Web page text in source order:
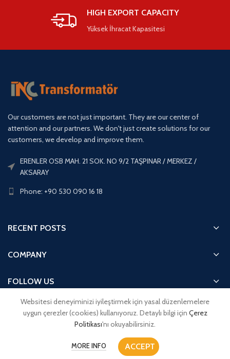
HIGH EXPORT CAPACITY
Yüksek İhracat Kapasitesi
Our customers are not just important. They are our center of
attention and our partners. We don't just create solutions for our
customers, we develop and improve them.
ERENLER OSB MAH. 21 SOK. NO 9/2 TAŞPINAR / MERKEZ /
AKSARAY
Phone: +90 530 090 16 18
RECENT POSTS
COMPANY
FOLLOW US
QUICK ACCESS
İnci Transformatör Aksesuarları A.Ş. 2022 CREATED BY
Websitesi deneyiminizi iyileştirmek için yasal düzenlemelere
uygun çerezler (cookies) kullanıyoruz. Detaylı bilgi için Çerez
Politikası'nı okuyabilirsiniz.
MORE INFO ACCEPT